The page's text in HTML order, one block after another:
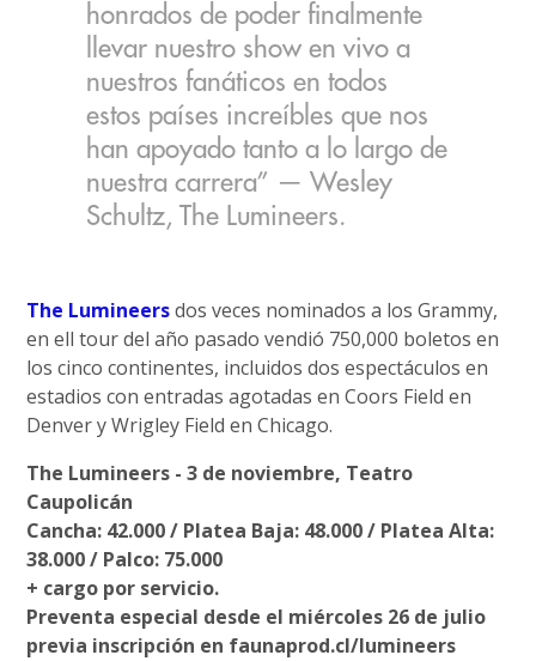
honrados de poder finalmente
llevar nuestro show en vivo a
nuestros fanáticos en todos
estos países increíbles que nos
han apoyado tanto a lo largo de
nuestra carrera” — Wesley
Schultz, The Lumineers.
The Lumineersdos veces nominados a los Grammy,
en ell tour del año pasado vendió 750,000 boletos en
los cinco continentes, incluidos dos espectáculos en
estadios con entradas agotadas en Coors Field en
Denver y Wrigley Field en Chicago.
The Lumineers - 3 de noviembre, Teatro
Caupolicán
Cancha: 42.000 / Platea Baja: 48.000 / Platea Alta:
38.000 / Palco: 75.000
+ cargo por servicio.
Preventa especial desde el miércoles 26 de julio
previa inscripción en faunaprod.cl/lumineers